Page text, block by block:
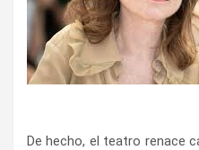
De hecho, el teatro renace